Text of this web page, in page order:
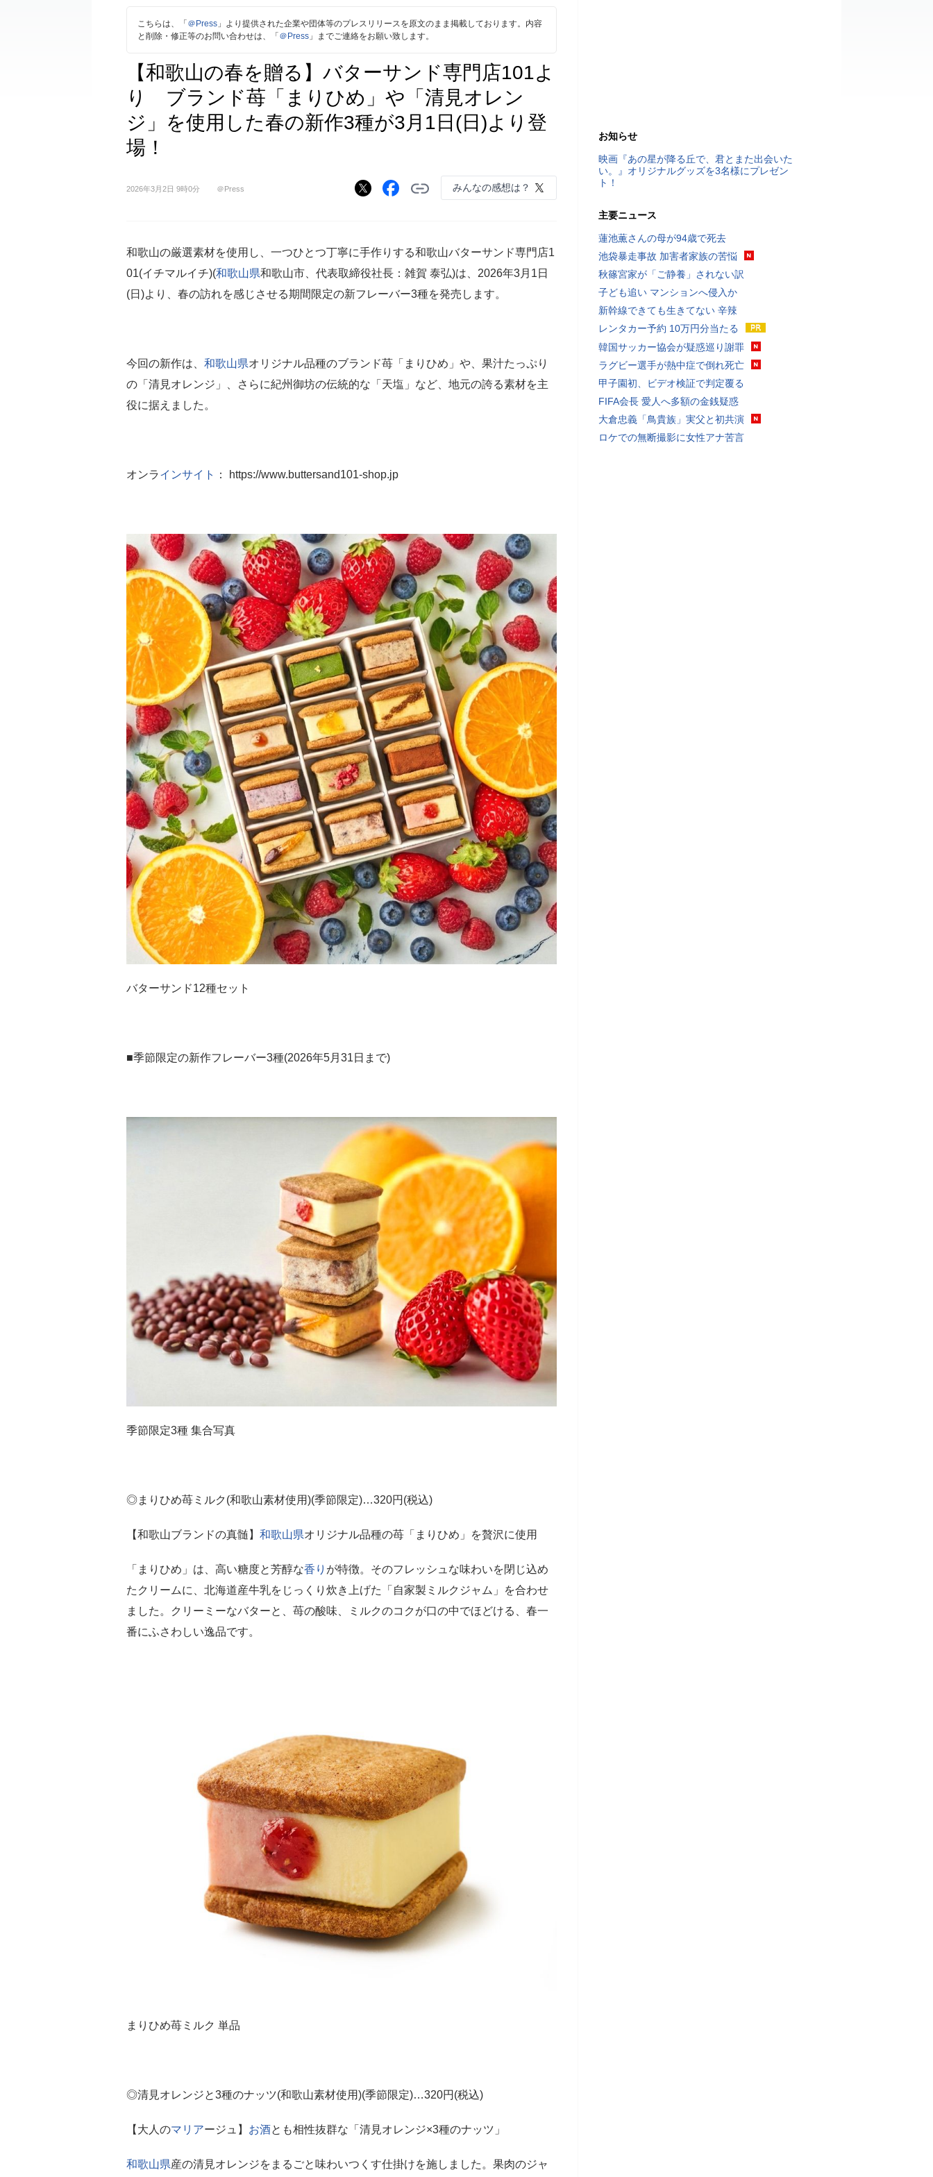
こちらは、「＠Press 」より提供された企業や団体等のプレスリリースを原文のまま掲載しております。内容
と削除・修正等のお問い合わせは、「＠Press 」までご連絡をお願い致します。
【和歌山の春を贈る】バターサンド専門店101よ
り ブランド苺「まりひめ」や「清見オレン
ジ」を使用した春の新作3種が3月1日(日)より登
場！
2026年3月2日 9時0分 ＠Press みんなの感想は？
和歌山の厳選素材を使用し、一つひとつ丁寧に手作りする和歌山バターサンド専門店1
01(イチマルイチ)(和歌山県和歌山市、代表取締役社長：雑賀 泰弘)は、2026年3月1日
(日)より、春の訪れを感じさせる期間限定の新フレーバー3種を発売します。
今回の新作は、 和歌山県オリジナル品種のブランド苺「まりひめ」や、果汁たっぷり
の「清見オレンジ」、さらに紀州御坊の伝統的な「天塩」など、地元の誇る素材を主
役に据えました。
オンラインサイト ： https://www.buttersand101-shop.jp
バターサンド12種セット
■季節限定の新作フレーバー3種(2026年5月31日まで)
季節限定3種 集合写真
◎まりひめ苺ミルク(和歌山素材使用)(季節限定)…320円(税込)
【和歌山ブランドの真髄】 和歌山県オリジナル品種の苺「まりひめ」を贅沢に使用
「まりひめ」は、高い糖度と芳醇な香り が特徴。そのフレッシュな味わいを閉じ込め
たクリームに、北海道産牛乳をじっくり炊き上げた「自家製ミルクジャム」を合わせ
ました。クリーミーなバターと、苺の酸味、ミルクのコクが口の中でほどける、春一
番にふさわしい逸品です。
まりひめ苺ミルク 単品
◎清見オレンジと3種のナッツ(和歌山素材使用)(季節限定)…320円(税込)
【大人のマリアージュ】 お酒とも相性抜群な「清見オレンジ×3種のナッツ」
和歌山県産の清見オレンジをまるごと味わいつくす仕掛けを施しました。果肉のジャ
お知らせ
映画『あの星が降る丘で、君とまた出会いた
い。』オリジナルグッズを3名様にプレゼン
ト！
主要ニュース
蓮池薫さんの母が94歳で死去
池袋暴走事故 加害者家族の苦悩
秋篠宮家が「ご静養」されない訳
子ども追い マンションへ侵入か
新幹線できても生きてない 辛辣
レンタカー予約 10万円分当たる
韓国サッカー協会が疑惑巡り謝罪
ラグビー選手が熱中症で倒れ死亡
甲子園初、ビデオ検証で判定覆る
FIFA会長 愛人へ多額の金銭疑惑
大倉忠義「鳥貴族」実父と初共演
ロケでの無断撮影に女性アナ苦言